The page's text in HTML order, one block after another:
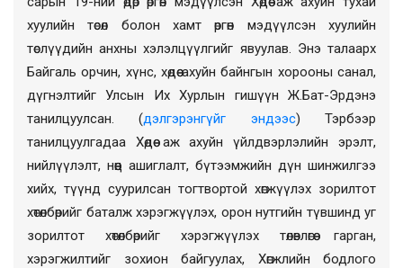
хуулийн төсөл болон хамт өргөн мэдүүлсэн хуулийн
төслүүдийн анхны хэлэлцүүлгийг явуулав. Энэ талаарх
Байгаль орчин, хүнс, хөдөө ахуйн байнгын хорооны санал,
дүгнэлтийг Улсын Их Хурлын гишүүн Ж.Бат-Эрдэнэ
танилцуулсан. (дэлгэрэнгүйг эндээс)
Тэрбээр
танилцуулгадаа Хөдөө аж ахуйн үйлдвэрлэлийн эрэлт,
нийлүүлэлт, нөөц ашиглалт, бүтээмжийн дүн шинжилгээ
хийх, түүнд суурилсан тогтвортой хөгжүүлэх зорилтот
хөтөлбөрийг баталж хэрэгжүүлэх, орон нутгийн түвшинд уг
зорилтот хөтөлбөрийг хэрэгжүүлэх төлөвлөгөө гарган,
хэрэгжилтийг зохион байгуулах, Хөгжлийн бодлого